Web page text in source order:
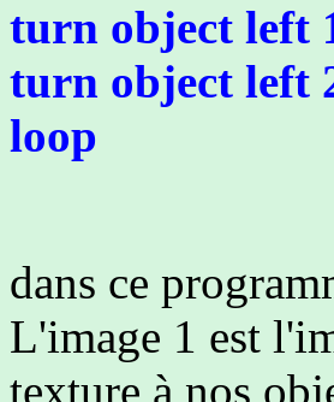
turn object left
turn object left
loop
dans ce
L'image 1 est
texture à nos